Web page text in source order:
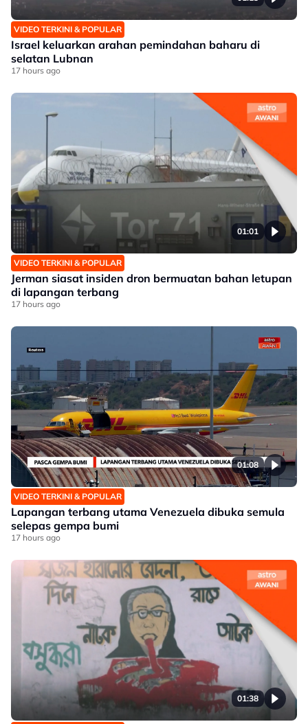
VIDEO TERKINI & POPULAR
Israel keluarkan arahan pemindahan baharu di
selatan Lubnan
17 hours ago
01:01
VIDEO TERKINI & POPULAR
Jerman siasat insiden dron bermuatan bahan letupan
di lapangan terbang
17 hours ago
01:08
VIDEO TERKINI & POPULAR
Lapangan terbang utama Venezuela dibuka semula
selepas gempa bumi
17 hours ago
01:38